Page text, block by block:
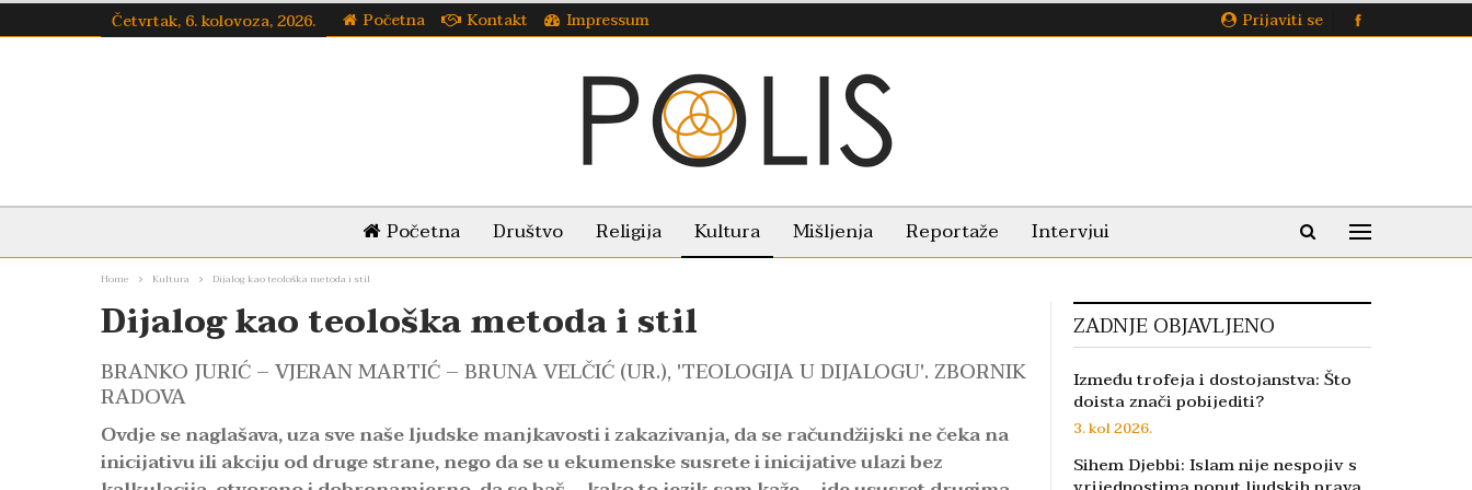
Prijaviti se
Četvrtak, 6. kolovoza, 2026. Početna Kontakt Impressum
Početna Društvo Religija Kultura Mišljenja Reportaže Intervjui
Home Kultura Dijalog kao teološka metoda i stil
Dijalog kao teološka metoda i stil
BRANKO JURIĆ – VJERAN MARTIĆ – BRUNA VELČIĆ (UR.), 'TEOLOGIJA U DIJALOGU'. ZBORNIK
RADOVA
Ovdje se naglašava, uza sve naše ljudske manjkavosti i zakazivanja, da se račundžijski ne čeka na
inicijativu ili akciju od druge strane, nego da se u ekumenske susrete i inicijative ulazi bez
ZADNJE OBJAVLJENO
Između trofeja i dostojanstva: Što
doista znači pobijediti?
3. kol 2026.
Sihem Djebbi: Islam nije nespojiv s